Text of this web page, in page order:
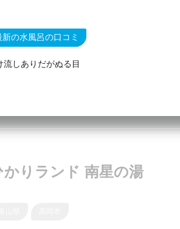
新の水風呂の口コミ
流しありだがぬる目
かりランド 南星の湯